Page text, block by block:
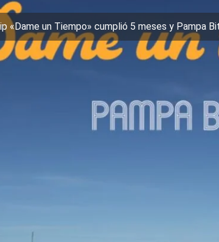
«Dame un Tiempo» cumplió 5 meses y Pampa